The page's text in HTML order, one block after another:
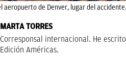
aeropuerto de Denver, lugar del
MARTA TORRES
Corresponsal internacional. He
Edición Américas.